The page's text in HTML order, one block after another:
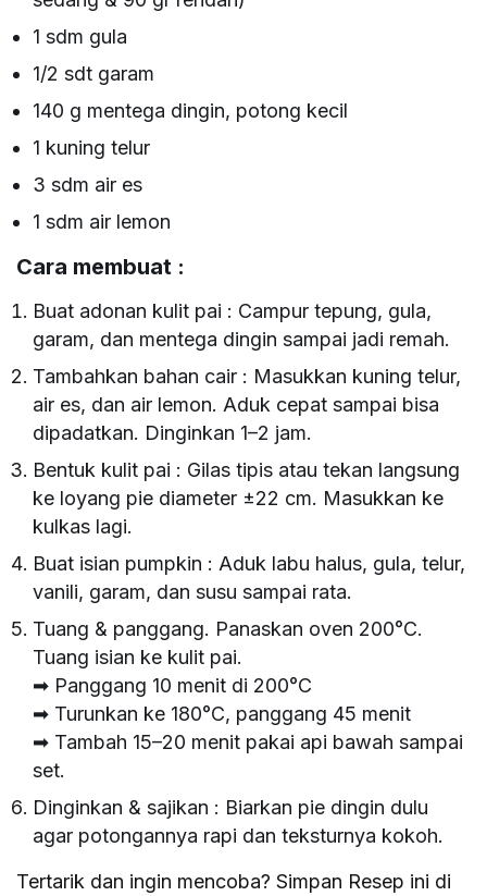
1 sdm gula
1/2 sdt garam
140 g mentega dingin, potong kecil
1 kuning telur
3 sdm air es
1 sdm air lemon
Cara membuat :
Buat adonan kulit pai : Campur tepung, gula,
garam, dan mentega dingin sampai jadi remah.
Tambahkan bahan cair : Masukkan kuning telur,
air es, dan air lemon. Aduk cepat sampai bisa
dipadatkan. Dinginkan 1–2 jam.
Bentuk kulit pai : Gilas tipis atau tekan langsung
ke loyang pie diameter ±22 cm. Masukkan ke
kulkas lagi.
Buat isian pumpkin : Aduk labu halus, gula, telur,
vanili, garam, dan susu sampai rata.
Tuang & panggang. Panaskan oven 200°C.
Tuang isian ke kulit pai.
➡ Panggang 10 menit di 200°C
➡ Turunkan ke 180°C, panggang 45 menit
➡ Tambah 15–20 menit pakai api bawah sampai
set.
Dinginkan & sajikan : Biarkan pie dingin dulu
agar potongannya rapi dan teksturnya kokoh.
Tertarik dan ingin mencoba? Simpan Resep ini di